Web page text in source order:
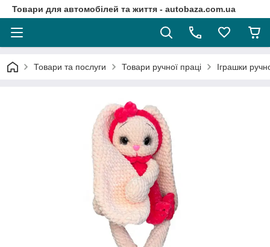
Товари для автомобілей та життя - autobaza.com.ua
Товари та послуги Товари ручної праці Іграшки